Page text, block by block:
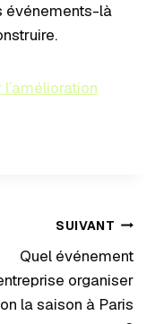
événements-là
SUIVANT
Quel événement
organiser
la saison à Paris